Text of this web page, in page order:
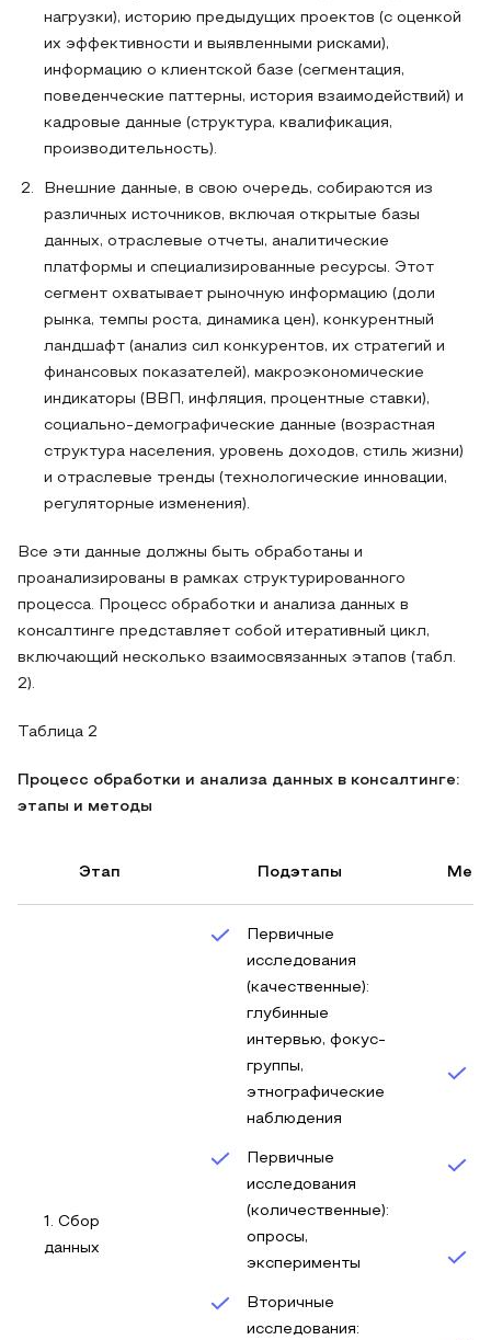
нагрузки), историю предыдущих проектов (с оценкой
их эффективности и выявленными рисками),
информацию о клиентской базе (сегментация,
поведенческие паттерны, история взаимодействий) и
кадровые данные (структура, квалификация,
производительность).
Внешние данные, в свою очередь, собираются из
различных источников, включая открытые базы
данных, отраслевые отчеты, аналитические
платформы и специализированные ресурсы. Этот
сегмент охватывает рыночную информацию (доли
рынка, темпы роста, динамика цен), конкурентный
ландшафт (анализ сил конкурентов, их стратегий и
финансовых показателей), макроэкономические
индикаторы (ВВП, инфляция, процентные ставки),
социально-демографические данные (возрастная
структура населения, уровень доходов, стиль жизни)
и отраслевые тренды (технологические инновации,
регуляторные изменения).
Все эти данные должны быть обработаны и
проанализированы в рамках структурированного
процесса. Процесс обработки и анализа данных в
консалтинге представляет собой итеративный цикл,
включающий несколько взаимосвязанных этапов (табл.
2).
Таблица 2
Процесс обработки и анализа данных в консалтинге:
этапы и методы
Этап Подэтапы
1. Сбор
данных
Первичные
исследования
(качественные):
глубинные
интервью, фокус-
группы,
этнографические
наблюдения
Первичные
исследования
(количественные):
опросы,
эксперименты
Вторичные
исследования: